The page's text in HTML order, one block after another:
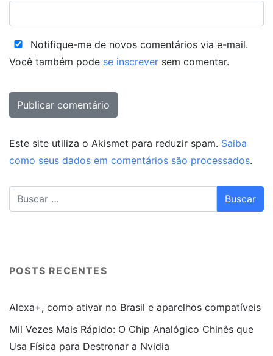
Notifique-me de novos comentários via e-mail.
Você também pode se inscrever sem comentar.
Este site utiliza o Akismet para reduzir spam. Saiba
como seus dados em comentários são processados.
POSTS RECENTES
Alexa+, como ativar no Brasil e aparelhos compatíveis
Mil Vezes Mais Rápido: O Chip Analógico Chinês que
Usa Física para Destronar a Nvidia